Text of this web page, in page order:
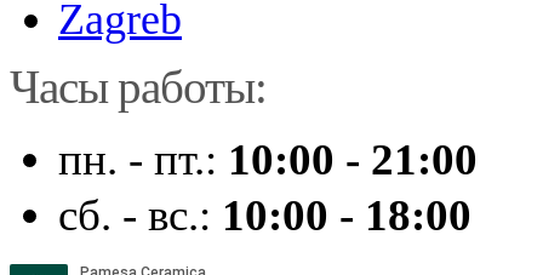
Zagreb
Часы работы:
пн. - пт.: 10:00 - 21:00
сб. - вс.: 10:00 - 18:00